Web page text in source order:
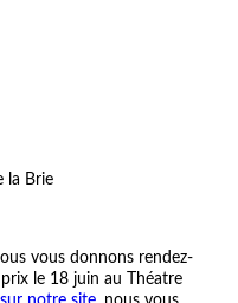
la Brie
vous donnons rendez-
le 18 juin au Théatre